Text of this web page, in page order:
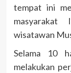
tempat ini
masyarakat
wisatawan
Selama 10
melakukan